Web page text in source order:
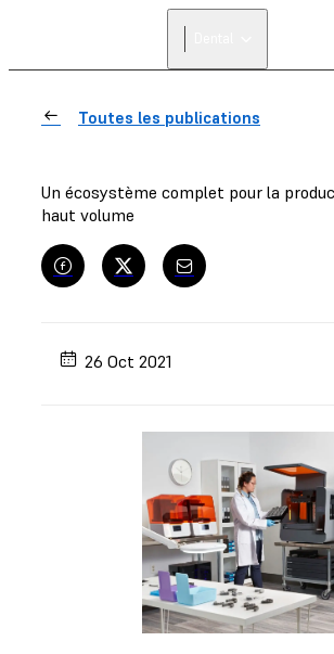
Toutes les publications
Un écosystème complet pour la
haut volume
26 Oct 2021